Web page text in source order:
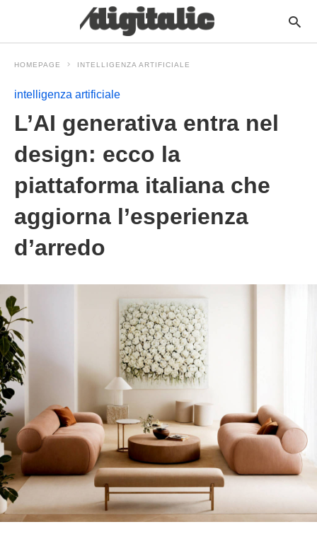
HOMEPAGE INTELLIGENZA ARTIFICIALE
intelligenza artificiale
L’AI generativa entra nel
design: ecco la
piattaforma italiana che
aggiorna l’esperienza
d’arredo